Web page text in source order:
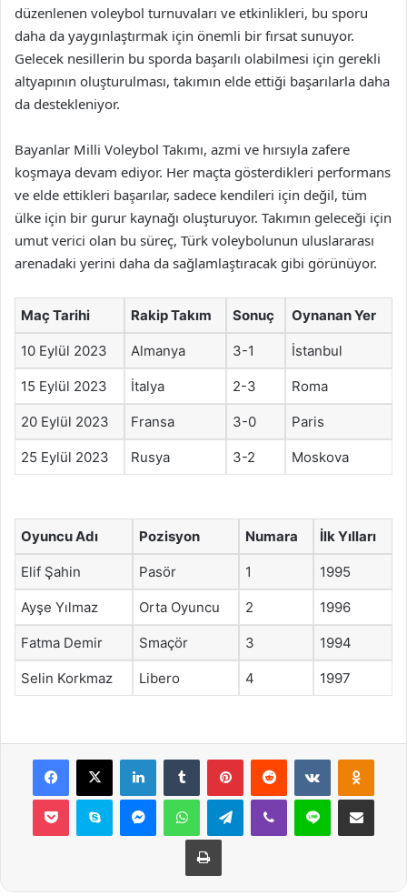
düzenlenen voleybol turnuvaları ve etkinlikleri, bu sporu
daha da yaygınlaştırmak için önemli bir fırsat sunuyor.
Gelecek nesillerin bu sporda başarılı olabilmesi için gerekli
altyapının oluşturulması, takımın elde ettiği başarılarla daha
da destekleniyor.
Bayanlar Milli Voleybol Takımı, azmi ve hırsıyla zafere
koşmaya devam ediyor. Her maçta gösterdikleri performans
ve elde ettikleri başarılar, sadece kendileri için değil, tüm
ülke için bir gurur kaynağı oluşturuyor. Takımın geleceği için
umut verici olan bu süreç, Türk voleybolunun uluslararası
arenadaki yerini daha da sağlamlaştıracak gibi görünüyor.
Maç Tarihi Rakip Takım Sonuç Oynanan Yer
10 Eylül 2023 Almanya 3-1 İstanbul
15 Eylül 2023 İtalya 2-3 Roma
20 Eylül 2023 Fransa 3-0 Paris
25 Eylül 2023 Rusya 3-2 Moskova
Oyuncu Adı Pozisyon Numara İlk Yılları
Elif Şahin Pasör 1 1995
Ayşe Yılmaz Orta Oyuncu 2 1996
Fatma Demir Smaçör 3 1994
Selin Korkmaz Libero 4 1997
Facebook
X LinkedInTumblr PinterestReddit VKontakte
Pocket Skype MessengerWhatsAppTelegramViber Line E-Posta ile
Yazdır